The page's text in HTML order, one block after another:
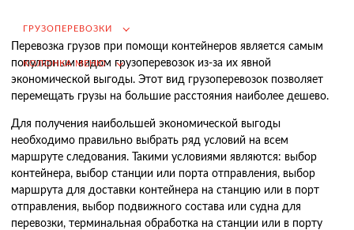
ГРУЗОПЕРЕВОЗКИ
КОЛОНКА МЕНЮ
Подбор иностранных поставщиков
Продвижение на российском рынке
(для иностранных компаний)
Грузоперевозки из Китая
Перевозка грузов при помощи контейнеров является самым
популярным видом грузоперевозок из-за их явной
экономической выгоды. Этот вид грузоперевозок позволяет
перемещать грузы на большие расстояния наиболее дешево.
Для получения наибольшей экономической выгоды
необходимо правильно выбрать ряд условий на всем
маршруте следования. Такими условиями являются: выбор
контейнера, выбор станции или порта отправления, выбор
маршрута для доставки контейнера на станцию или в порт
отправления, выбор подвижного состава или судна для
перевозки, терминальная обработка на станции или в порту